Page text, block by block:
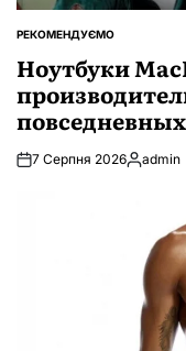
ОПУБЛІКУВАТИ
РЕКОМЕНДУЄМО
Ноутбуки
7 Серпня 2026 admin